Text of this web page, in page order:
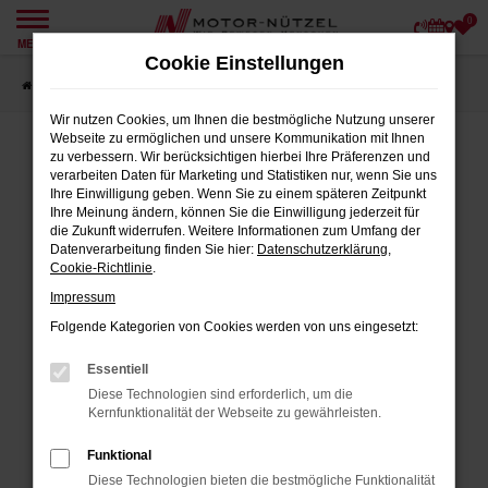
Zum
springen
MENÜ
0
FEHLER: NETWORK ERROR
Beim Laden ist ein Fehler aufgetreten.
Hier sind ein paar Tipps, die dir helfen können:
Überprüfe deine Firewall und deine
Internetverbindung.
Prüfe deine Browsererweiterungen.
können das Laden bestimmter Seiten
Cookie Einstellungen
Wir nutzen Cookies, um Ihnen die bestmögliche Nutzung unserer
Webseite zu ermöglichen und unsere Kommunikation mit Ihnen
zu verbessern. Wir berücksichtigen hierbei Ihre Präferenzen und
verarbeiten Daten für Marketing und Statistiken nur, wenn Sie uns
Ihre Einwilligung geben. Wenn Sie zu einem späteren Zeitpunkt
Ihre Meinung ändern, können Sie die Einwilligung jederzeit für
die Zukunft widerrufen. Weitere Informationen zum Umfang der
Datenverarbeitung finden Sie hier: Datenschutzerklärung,
Cookie-Richtlinie.
Impressum
Folgende Kategorien von Cookies werden von uns eingesetzt:
Essentiell
Diese Technologien sind erforderlich, um die
Kernfunktionalität der Webseite zu gewährleisten.
Funktional
Diese Technologien bieten die bestmögliche Funktionalität